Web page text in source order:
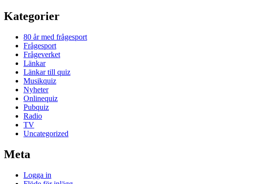
Kategorier
80 år med frågesport
Frågesport
Frågeverket
Länkar
Länkar till quiz
Musikquiz
Nyheter
Onlinequiz
Pubquiz
Radio
TV
Uncategorized
Meta
Logga in